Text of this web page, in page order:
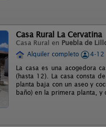
Casa Rural La Cervatina
Casa Rural en Puebla de
Alquiler completo
4-12
La casa es una acogedora
(hasta 12). La casa consta
planta baja con un aseo y
baño) en la primera planta, y